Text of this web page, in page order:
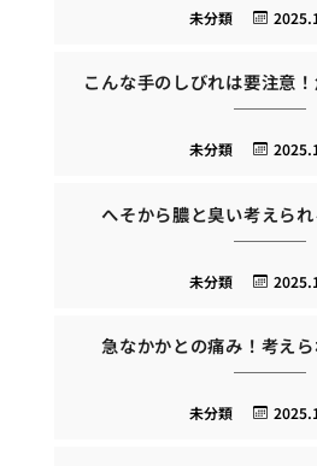
未分類
こんな手のしびれは要注意
未分類
へそから膿と臭い考えら
未分類
急なかかとの痛み！考え
未分類